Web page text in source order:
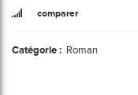
comparer
Catégorie : Roman